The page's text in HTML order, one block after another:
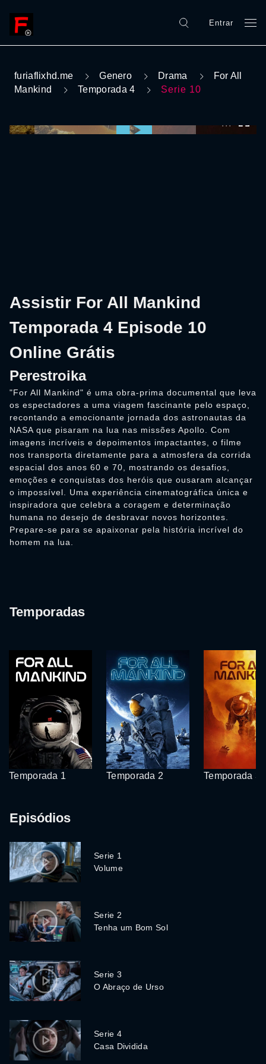
Entrar
furiaflixhd.me Genero Drama
For All
Mankind
Temporada 4 Serie 10
Assistir For All Mankind
Temporada 4 Episode 10
Online Grátis
Perestroika
"For All Mankind" é uma obra-prima documental que leva
os espectadores a uma viagem fascinante pelo espaço,
recontando a emocionante jornada dos astronautas da
NASA que pisaram na lua nas missões Apollo. Com
imagens incríveis e depoimentos impactantes, o filme
nos transporta diretamente para a atmosfera da corrida
espacial dos anos 60 e 70, mostrando os desafios,
emoções e conquistas dos heróis que ousaram alcançar
o impossível. Uma experiência cinematográfica única e
inspiradora que celebra a coragem e determinação
humana no desejo de desbravar novos horizontes.
Prepare-se para se apaixonar pela história incrível do
homem na lua.
Temporadas
Temporada 1 Temporada 2 Temporada 3
Episódios
Serie 1
Volume
Serie 2
Tenha um Bom Sol
Serie 3
O Abraço de Urso
Serie 4
Casa Dividida